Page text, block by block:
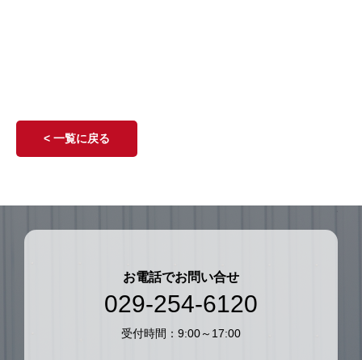
< 一覧に戻る
お電話でお問い合せ
029-254-6120
受付時間：9:00～17:00